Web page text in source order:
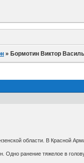
» Бормотин Виктор
области. В Красной
ранение тяжелое в